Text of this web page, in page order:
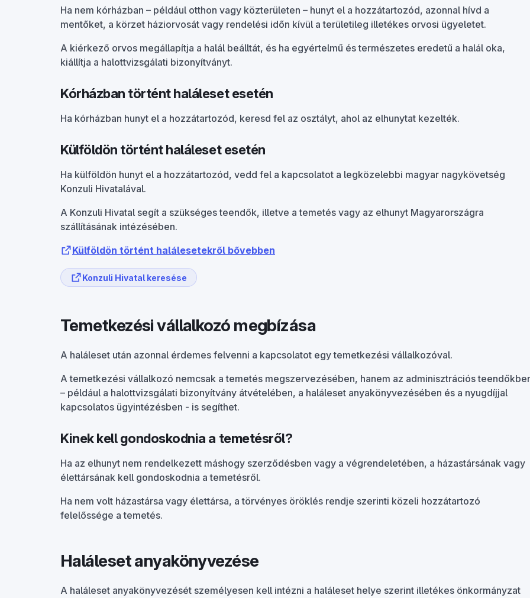
Ha nem kórházban – például otthon vagy közterületen – hunyt el a hozzátartozód, azonnal hívd a
mentőket, a körzet háziorvosát vagy rendelési időn kívül a területileg illetékes orvosi ügyeletet.
A kiérkező orvos megállapítja a halál beálltát, és ha egyértelmű és természetes eredetű a halál oka,
kiállítja a halottvizsgálati bizonyítványt.
Kórházban történt haláleset esetén
Ha kórházban hunyt el a hozzátartozód, keresd fel az osztályt, ahol az elhunytat kezelték.
Külföldön történt haláleset esetén
Ha külföldön hunyt el a hozzátartozód, vedd fel a kapcsolatot a legközelebbi magyar nagykövetség
Konzuli Hivatalával.
A Konzuli Hivatal segít a szükséges teendők, illetve a temetés vagy az elhunyt Magyarországra
szállításának intézésében.
Külföldön történt halálesetekről bővebben
Konzuli Hivatal keresése
Temetkezési vállalkozó megbízása
A haláleset után azonnal érdemes felvenni a kapcsolatot egy temetkezési vállalkozóval.
A temetkezési vállalkozó nemcsak a temetés megszervezésében, hanem az adminisztrációs
– például a halottvizsgálati bizonyítvány átvételében, a haláleset anyakönyvezésében és a nyugdíjjal
kapcsolatos ügyintézésben - is segíthet.
Kinek kell gondoskodnia a temetésről?
Ha az elhunyt nem rendelkezett máshogy szerződésben vagy a végrendeletében, a házastársának vagy
élettársának kell gondoskodnia a temetésről.
Ha nem volt házastársa vagy élettársa, a törvényes öröklés rendje szerinti közeli hozzátartozó
felelőssége a temetés.
Haláleset anyakönyvezése
A haláleset anyakönyvezését személyesen kell intézni a haláleset helye szerint illetékes önkormányzat